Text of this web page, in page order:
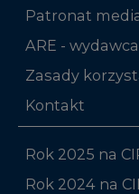
Patronat
ARE -
Zasady
Kontakt
Rok 2025 na
Rok 2024 na